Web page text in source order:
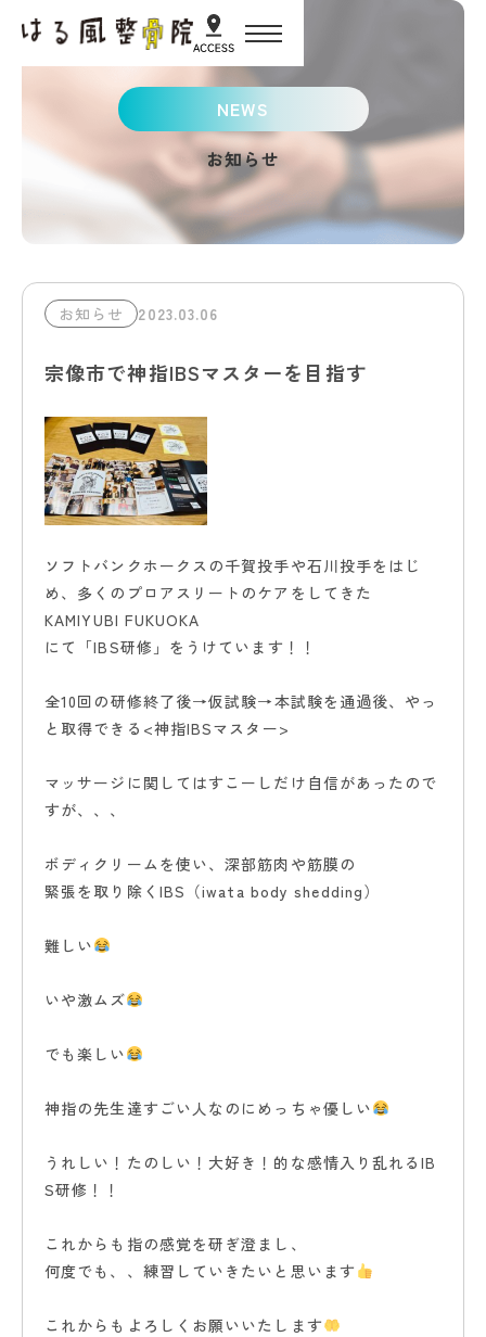
初めての方へ
スタッフ紹介
お客様の声
お知らせ・ブログ
予約はこちら
NEWS
お知らせ
お知らせ 2023.03.06
宗像市で神指IBSマスターを目指す
ソフトバンクホークスの千賀投手や石川投手をはじ
め、多くのプロアスリートのケアをしてきた
KAMIYUBI FUKUOKA
にて「IBS研修」をうけています！！
全10回の研修終了後→仮試験→本試験を通過後、やっ
と取得できる<神指IBSマスター>
マッサージに関してはすこーしだけ自信があったので
すが、、、
ボディクリームを使い、深部筋肉や筋膜の
緊張を取り除くIBS（iwata body shedding）
難しい
いや激ムズ
でも楽しい
神指の先生達すごい人なのにめっちゃ優しい
うれしい！たのしい！大好き！的な感情入り乱れるIB
S研修！！
これからも指の感覚を研ぎ澄まし、
何度でも、、練習していきたいと思います
これからもよろしくお願いいたします